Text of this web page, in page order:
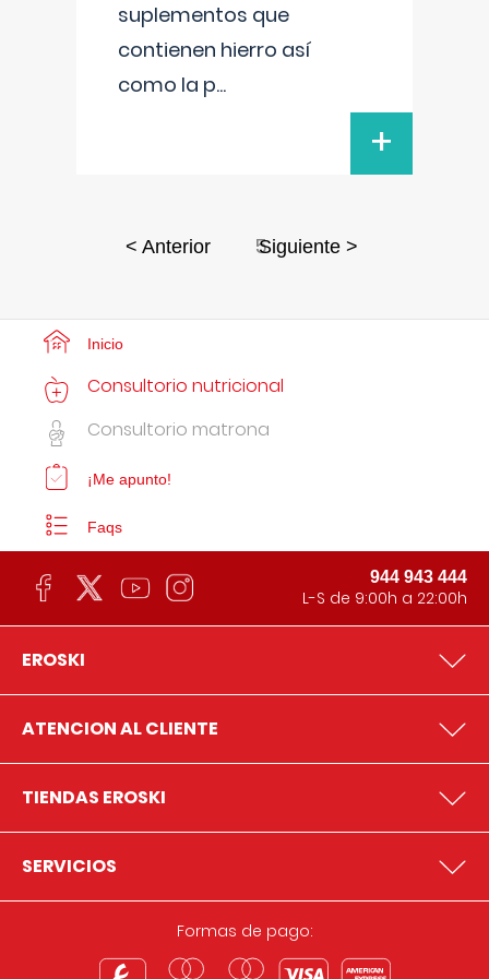
suplementos que
contienen hierro así
como la p...
+
< Anterior 5
Siguiente >
Inicio
Consultorio nutricional
Consultorio matrona
¡Me apunto!
Faqs
944 943 444
L-S de 9:00h a 22:00h
EROSKI
ATENCION AL CLIENTE
TIENDAS EROSKI
SERVICIOS
Formas de pago: